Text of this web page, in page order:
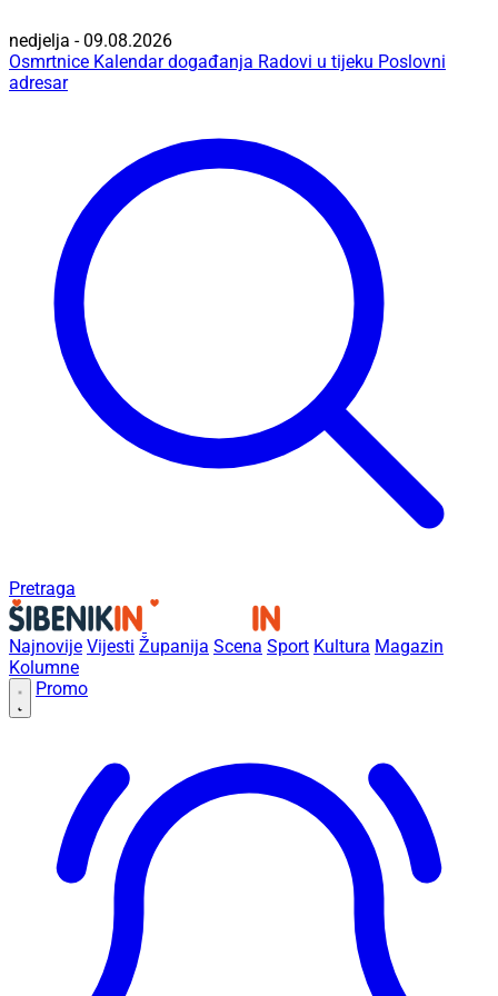
nedjelja - 09.08.2026
Osmrtnice Kalendar događanja Radovi u tijeku Poslovni
adresar
Pretraga
Najnovije Vijesti Županija Scena Sport Kultura Magazin
Kolumne
Promo